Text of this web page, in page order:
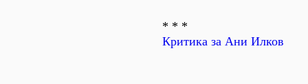
* * *
Критика за Ани Илков